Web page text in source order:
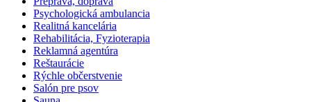
Psychologická ambulancia
Realitná kancelária
Rehabilitácia, Fyzioterapia
Reklamná agentúra
Reštaurácie
Rýchle občerstvenie
Salón pre psov